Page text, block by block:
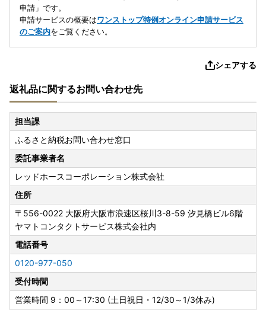
申請」です。
申請サービスの概要はワンストップ特例オンライン申請サービス
のご案内をご覧ください。
シェアする
返礼品に関するお問い合わせ先
担当課
ふるさと納税お問い合わせ窓口
委託事業者名
レッドホースコーポレーション株式会社
住所
〒556-0022 大阪府大阪市浪速区桜川3-8-59 汐見橋ビル6階
ヤマトコンタクトサービス株式会社内
電話番号
0120-977-050
受付時間
営業時間 9：00～17:30 (土日祝日・12/30～1/3休み)